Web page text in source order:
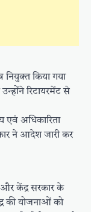
किया गया
रिटायरमेंट से
एवं अधिकारिता
ने आदेश जारी कर
और केंद्र सरकार के
की योजनाओं को